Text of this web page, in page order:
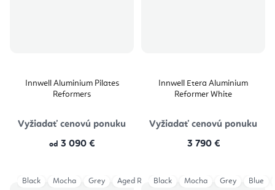
Innwell Aluminium Pilates
Reformers
Vyžiadať cenovú ponuku
od 3 090 €
Innwell Etera Aluminium
Reformer White
Vyžiadať cenovú ponuku
3 790 €
Black Mocha Grey Aged Rose Eucalyptus Iceberg Light
Black Mocha Grey Blue